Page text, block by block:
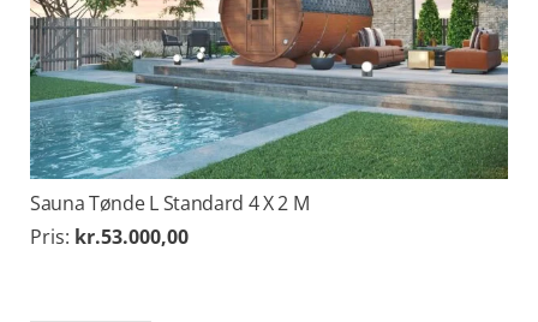
Sauna Tønde L Standard 4 X 2 M
Pris: kr.53.000,00